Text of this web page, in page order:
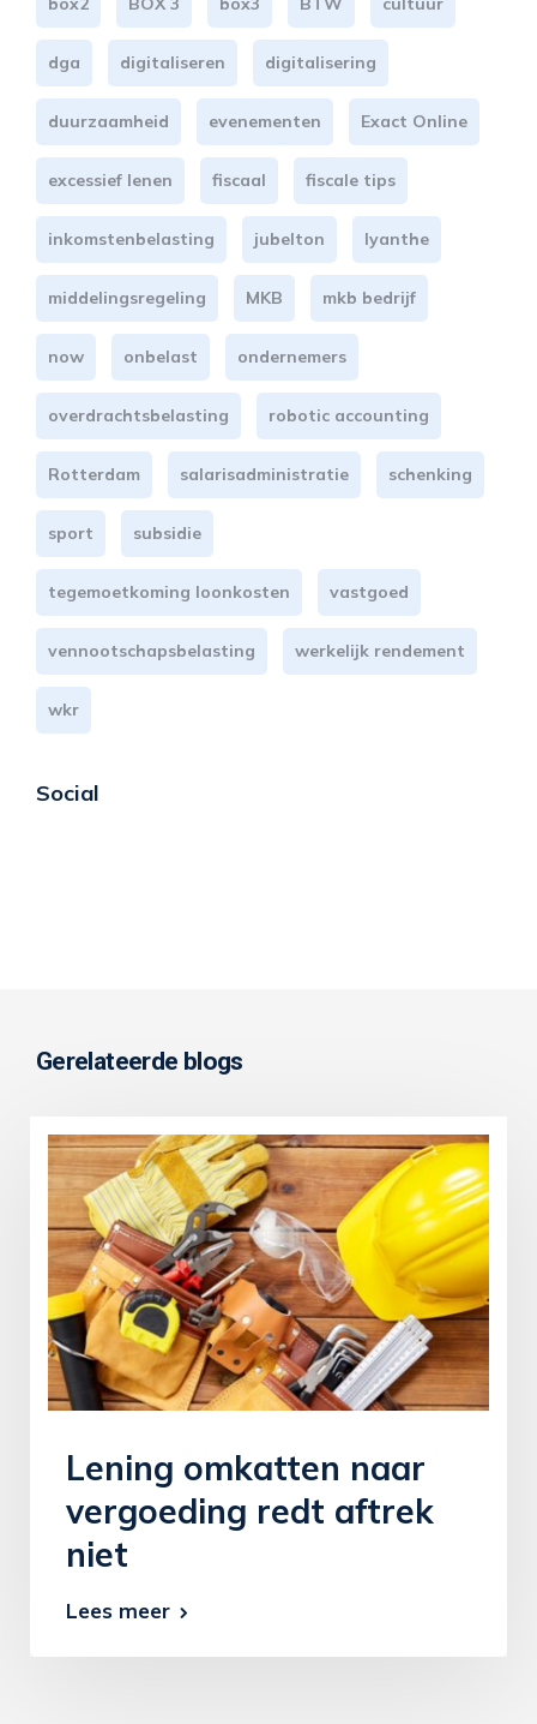
dga digitaliseren digitalisering
duurzaamheid evenementen Exact Online
excessief lenen fiscaal fiscale tips
inkomstenbelasting jubelton lyanthe
middelingsregeling MKB mkb bedrijf
now onbelast ondernemers
overdrachtsbelasting robotic accounting
Rotterdam salarisadministratie schenking
sport subsidie
tegemoetkoming loonkosten vastgoed
vennootschapsbelasting werkelijk rendement
wkr
Social
Gerelateerde blogs
Lening omkatten naar
vergoeding redt aftrek
niet
Lees meer